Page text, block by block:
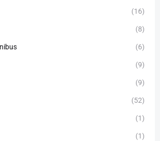
(16)
(8)
(6)
(9)
(9)
(52)
(1)
(1)